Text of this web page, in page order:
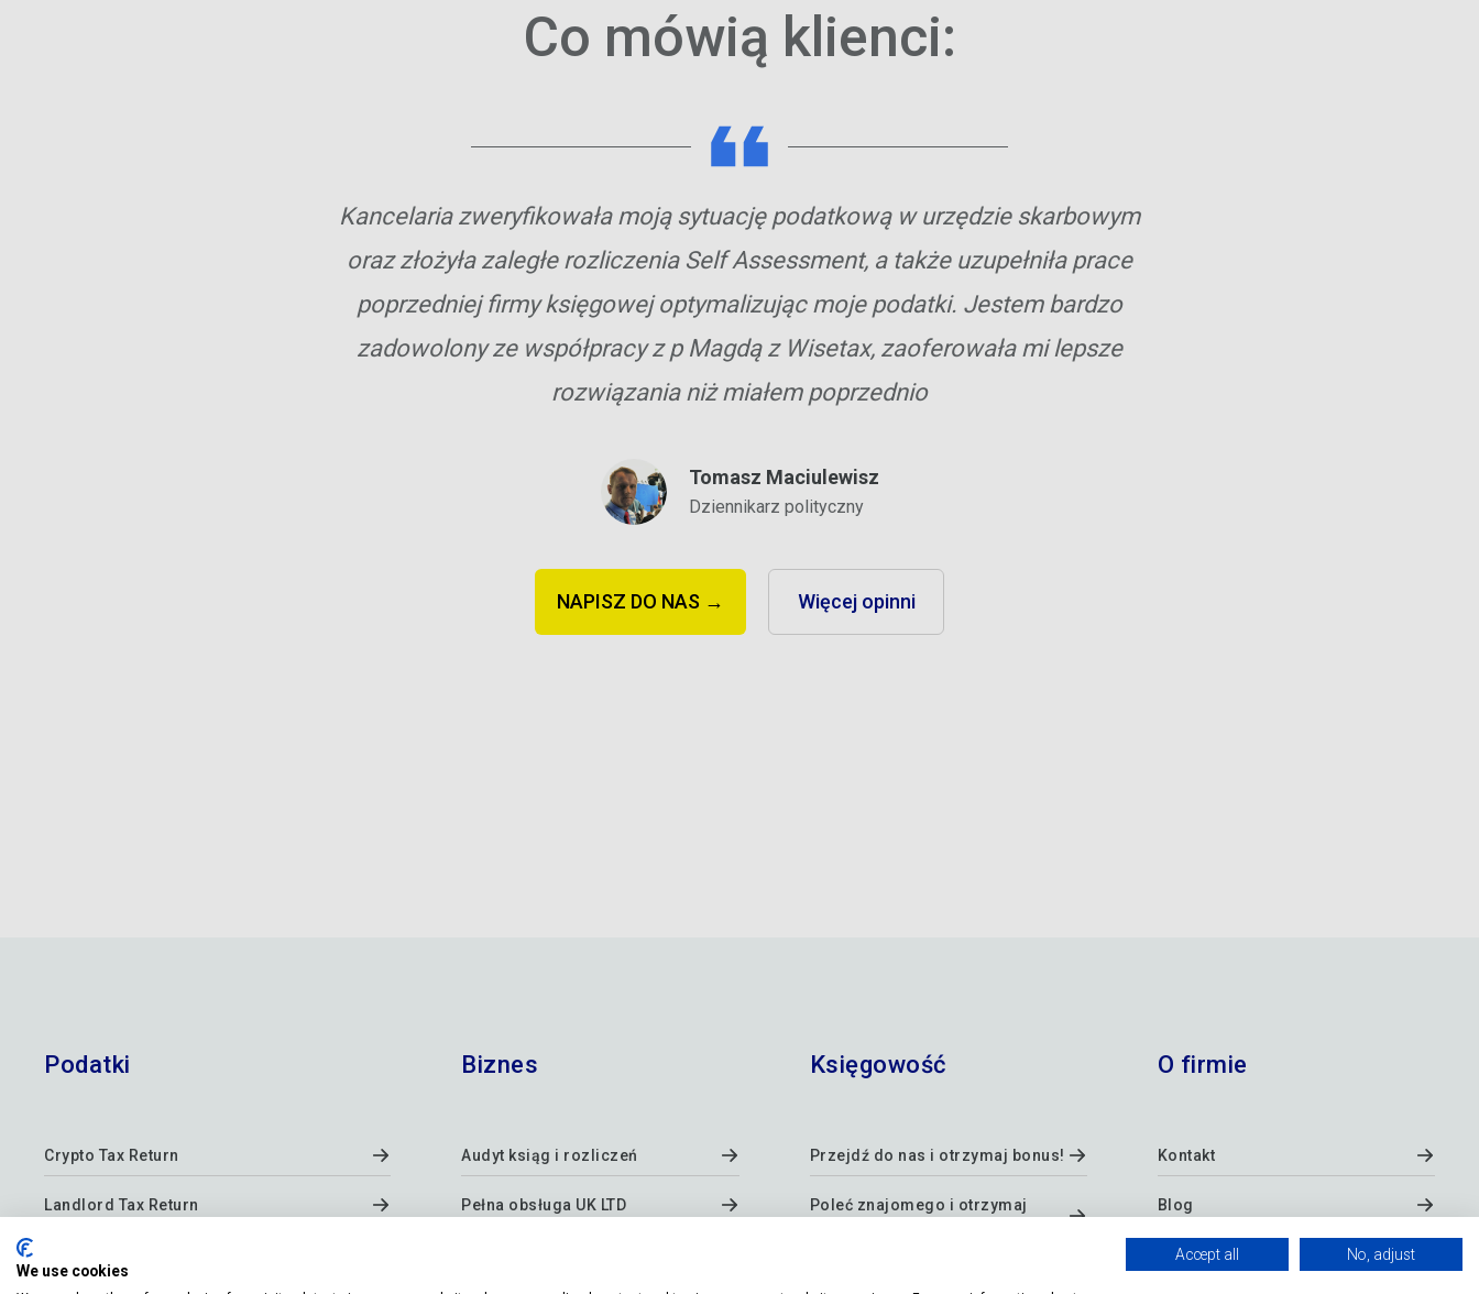
Co mówią klienci:
Kancelaria zweryfikowała moją sytuację podatkową w urzędzie skarbowym
oraz złożyła zaległe rozliczenia Self Assessment, a także uzupełniła prace
poprzedniej firmy księgowej optymalizując moje podatki. Jestem bardzo
zadowolony ze współpracy z p Magdą z Wisetax, zaoferowała mi lepsze
rozwiązania niż miałem poprzednio
Tomasz Maciulewisz
Dziennikarz polityczny
NAPISZ DO NAS → Więcej opinni
Podatki
Crypto Tax Return
Landlord Tax Return
Biznes
Audyt ksiąg i rozliczeń
Pełna obsługa UK LTD
Księgowość
Przejdź do nas i otrzymaj bonus!
Poleć znajomego i otrzymaj
O firmie
Kontakt
Blog
O firmie
We use cookies
Accept all No, adjust